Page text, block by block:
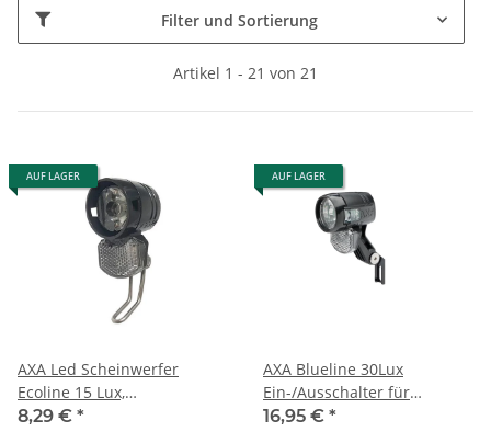
Filter und Sortierung
Artikel 1 - 21 von 21
AUF LAGER
AXA Led Scheinwerfer
Ecoline 15 Lux,
schwarz,+Niro Halterung
8,29 € *
AUF LAGER
AXA Blueline 30Lux
Ein-/Ausschalter für
Nabendynamo
16,95 € *